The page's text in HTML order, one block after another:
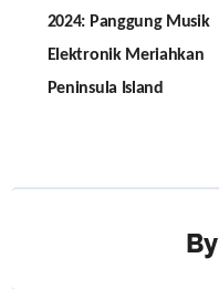
navigation
2024: Panggung Musik
Elektronik Meriahkan
Peninsula Island
By